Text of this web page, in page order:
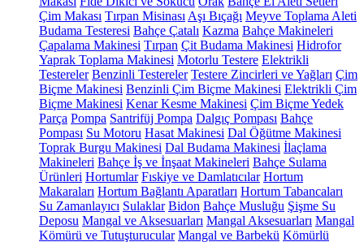
Çim Makası Tırpan Misinası Aşı Bıçağı Meyve Toplama Aleti
Budama Testeresi Bahçe Çatalı Kazma Bahçe Makineleri
Çapalama Makinesi Tırpan Çit Budama Makinesi Hidrofor
Yaprak Toplama Makinesi Motorlu Testere Elektrikli
Testereler Benzinli Testereler Testere Zincirleri ve Yağları Çim
Biçme Makinesi Benzinli Çim Biçme Makinesi Elektrikli Çim
Biçme Makinesi Kenar Kesme Makinesi Çim Biçme Yedek
Parça Pompa Santrifüj Pompa Dalgıç Pompası Bahçe
Pompası Su Motoru Hasat Makinesi Dal Öğütme Makinesi
Toprak Burgu Makinesi Dal Budama Makinesi İlaçlama
Makineleri Bahçe İş ve İnşaat Makineleri Bahçe Sulama
Ürünleri Hortumlar Fıskiye ve Damlatıcılar Hortum
Makaraları Hortum Bağlantı Aparatları Hortum Tabancaları
Su Zamanlayıcı Sulaklar Bidon Bahçe Musluğu Şişme Su
Deposu Mangal ve Aksesuarları Mangal Aksesuarları Mangal
Kömürü ve Tutuşturucular Mangal ve Barbekü Kömürlü